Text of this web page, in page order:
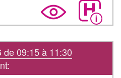
de 09:15 à 11:30